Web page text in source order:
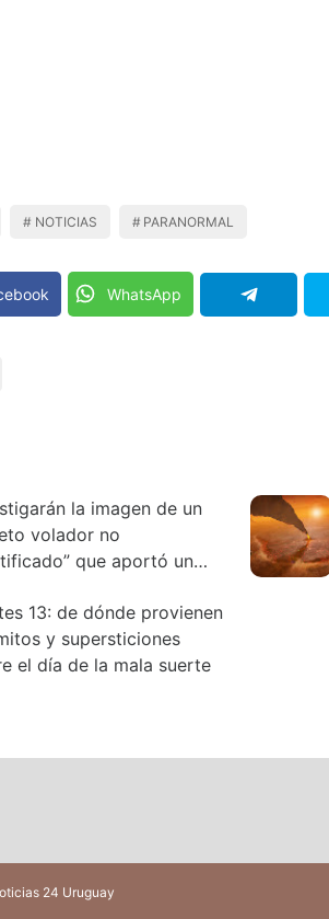
NOTICIAS PARANORMAL
WhatsApp
la imagen de un
volador no
que aportó un
13: de dónde provienen
y supersticiones
el día de la mala suerte
24 Uruguay